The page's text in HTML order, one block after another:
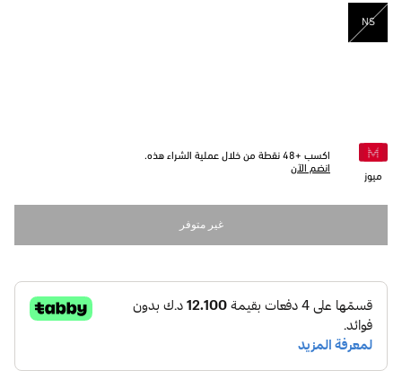
NS
مختار
ميوز
اكسب +48 نقطة من خلال عملية الشراء هذه.
انضم الآن
غير متوفر